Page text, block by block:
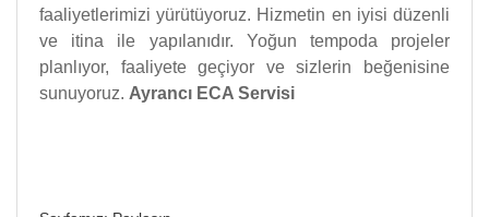
faaliyetlerimizi yürütüyoruz. Hizmetin en iyisi düzenli
ve itina ile yapılanıdır. Yoğun tempoda projeler
planlıyor, faaliyete geçiyor ve sizlerin beğenisine
sunuyoruz. Ayrancı ECA Servisi